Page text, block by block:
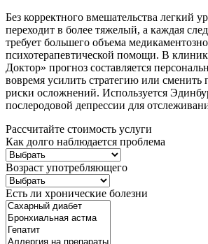
Без корректного вмешательства легкий
переходит в более тяжелый, а каждая
требует большего объема
психотерапевтической помощи. В
Доктор» прогноз составляется
вовремя усилить стратегию или
риски осложнений. Используется
послеродовой депрессии для
Рассчитайте стоимость услуги
Как долго наблюдается проблема
Возраст употребляющего
Есть ли хронические болезни